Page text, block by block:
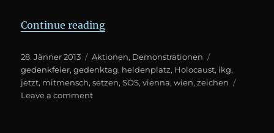
Continue reading„“Jetzt Zeichen setzen”
Posted
on
28. Jänner 2013 Categories
Aktionen, Demonstrationen
gedenkfeier,gedenktag, heldenplatz, Holocaust, ikg,
jetzt, mitmensch,setzen,SOS,vienna,wien,zeichen
Leave a commenton